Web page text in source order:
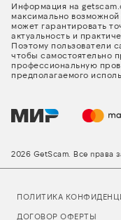
Информация на
максимально
может гарантировать
актуальность и
Поэтому пользователи
чтобы самостоятельно
профессиональную
предполагаемого
2026 GetScam. Все права
ПОЛИТИКА
ДОГОВОР ОФЕРТЫ